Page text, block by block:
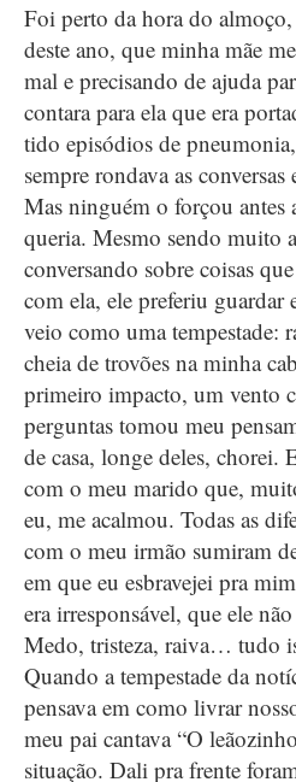
Foi perto da hora do
deste ano, que minha mãe
mal e precisando de ajuda
contara para ela que era
tido episódios de
sempre rondava as
Mas ninguém o forçou antes
queria. Mesmo sendo muito
conversando sobre coisas
com ela, ele preferiu guardar
veio como uma tempestade:
cheia de trovões na minha
primeiro impacto, um vento
perguntas tomou meu
de casa, longe deles,
com o meu marido que,
eu, me acalmou. Todas as
com o meu irmão sumiram
em que eu esbravejei pra
era irresponsável, que ele
Medo, tristeza, raiva… tudo
Quando a tempestade da
pensava em como livrar
meu pai cantava “O
situação. Dali pra frente